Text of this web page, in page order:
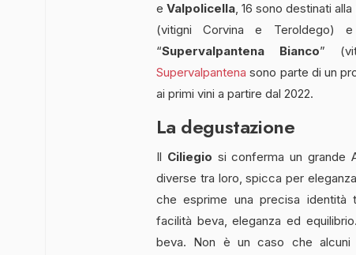
eValpolicella, 16 sono destinati
(vitigni Corvina e Teroldego)
“Supervalpantena Bianco”
Supervalpantena sono parte di un
ai primi vini a partire dal 2022.
La degustazione
Il Ciliegio si conferma un grande
diverse tra loro, spicca per
che esprime una precisa
facilità beva, eleganza ed
beva. Non è un caso che alcuni